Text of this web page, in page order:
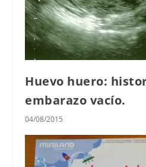
Huevo huero:
embarazo vacío.
04/08/2015